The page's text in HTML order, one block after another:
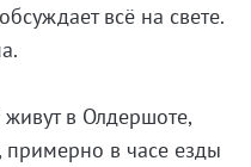
всё на свете.
в Олдершоте,
в часе езды